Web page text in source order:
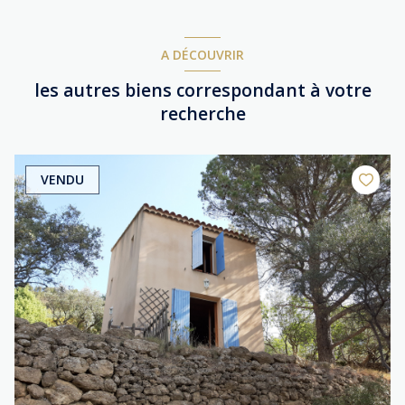
A DÉCOUVRIR
les autres biens correspondant à votre
recherche
VENDU